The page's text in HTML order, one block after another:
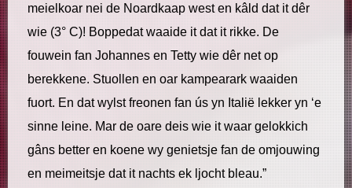
meielkoar nei de Noardkaap west en kâld dat it dêr
wie (3° C)! Boppedat waaide it dat it rikke. De
fouwein fan Johannes en Tetty wie dêr net op
berekkene. Stuollen en oar kampearark waaiden
fuort. En dat wylst freonen fan ús yn Italië lekker yn ‘e
sinne leine. Mar de oare deis wie it waar gelokkich
gâns better en koene wy genietsje fan de omjouwing
en meimeitsje dat it nachts ek ljocht bleau.”